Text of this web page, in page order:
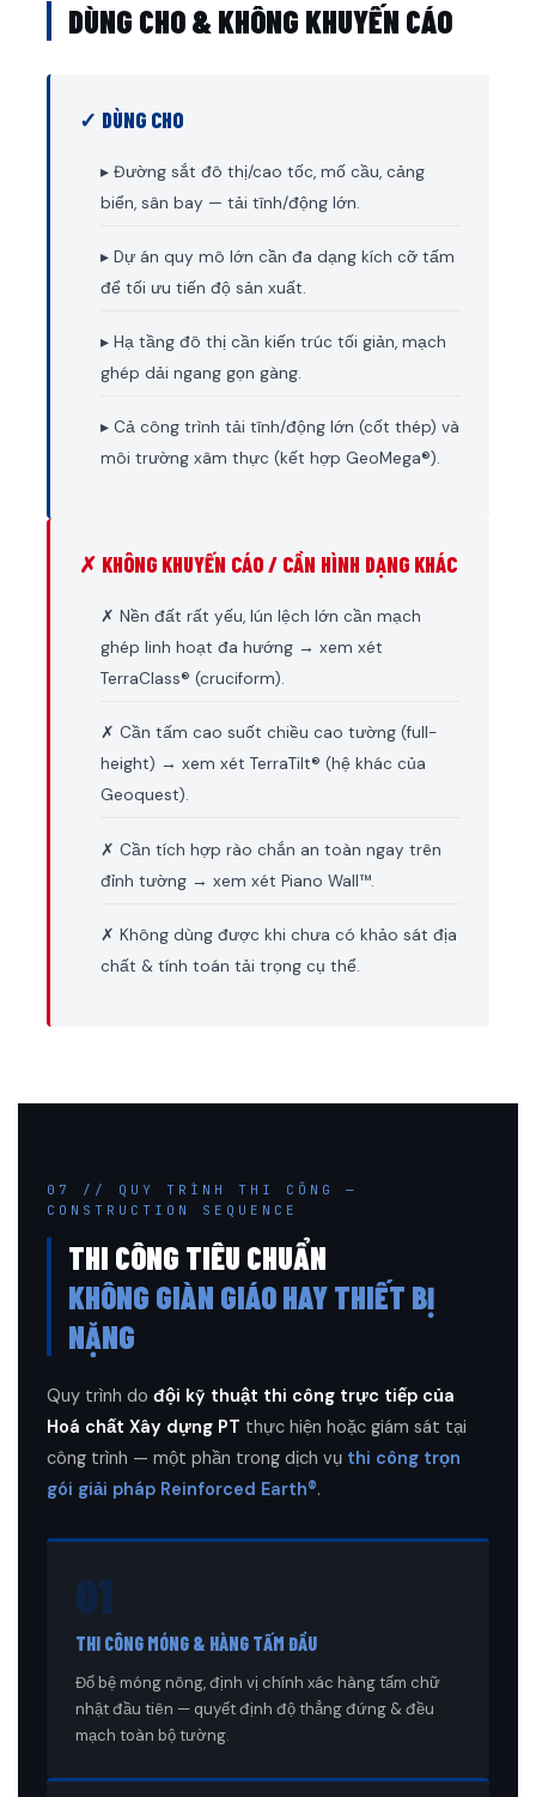
DÙNG CHO & KHÔNG KHUYẾN CÁO
✓ DÙNG CHO
▸ Đường sắt đô thị/cao tốc, mố cầu, cảng
biển, sân bay — tải tĩnh/động lớn.
▸ Dự án quy mô lớn cần đa dạng kích cỡ tấm
để tối ưu tiến độ sản xuất.
▸ Hạ tầng đô thị cần kiến trúc tối giản, mạch
ghép dải ngang gọn gàng.
▸ Cả công trình tải tĩnh/động lớn (cốt thép) và
môi trường xâm thực (kết hợp GeoMega®).
✗ KHÔNG KHUYẾN CÁO / CẦN HÌNH DẠNG KHÁC
✗ Nền đất rất yếu, lún lệch lớn cần mạch
ghép linh hoạt đa hướng → xem xét
TerraClass® (cruciform).
✗ Cần tấm cao suốt chiều cao tường (full-
height) → xem xét TerraTilt® (hệ khác của
Geoquest).
✗ Cần tích hợp rào chắn an toàn ngay trên
đỉnh tường → xem xét Piano Wall™.
✗ Không dùng được khi chưa có khảo sát địa
chất & tính toán tải trọng cụ thể.
07 // QUY TRÌNH THI CÔNG —
CONSTRUCTION SEQUENCE
THI CÔNG TIÊU CHUẨN
KHÔNG GIÀN GIÁO HAY THIẾT BỊ
NẶNG
Quy trình do đội kỹ thuật thi công trực tiếp của
Hoá chất Xây dựng PT thực hiện hoặc giám sát tại
công trình — một phần trong dịch vụ thi công trọn
gói giải pháp Reinforced Earth®.
01
THI CÔNG MÓNG & HÀNG TẤM ĐẦU
Đổ bệ móng nông, định vị chính xác hàng tấm chữ
nhật đầu tiên — quyết định độ thẳng đứng & đều
mạch toàn bộ tường.